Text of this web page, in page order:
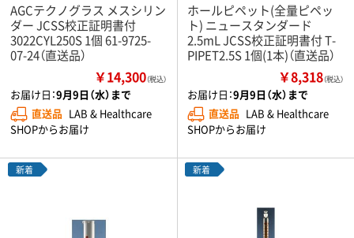
AGCテクノグラス メスシリン
ダー JCSS校正証明書付
3022CYL250S 1個 61-9725-
07-24（直送品）
￥14,300（税込）
お届け日：9月9日（水）まで
直送品 LAB & Healthcare
SHOPからお届け
ホールピペット(全量ピペッ
ト) ニュースタンダード
2.5mL JCSS校正証明書付 T-
PIPET2.5S 1個(1本)（直送品）
￥8,318（税込）
お届け日：9月9日（水）まで
直送品 LAB & Healthcare
SHOPからお届け
新着 新着